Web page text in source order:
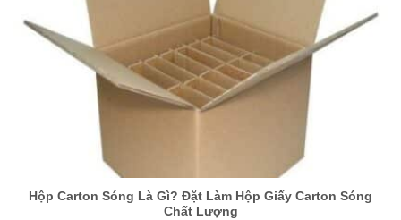
Hộp Carton Sóng Là Gì? Đặt Làm Hộp Giấy Carton Sóng
Chất Lượng